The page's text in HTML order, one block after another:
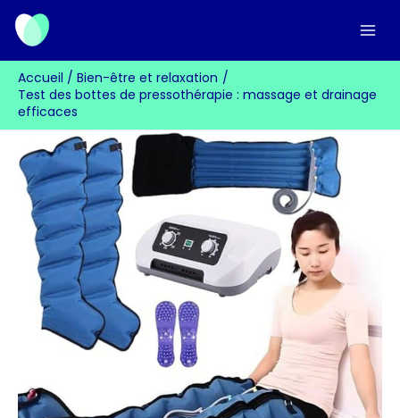
Aller
contenu
Accueil
Bien-être et relaxation
Test des bottes de pressothérapie : massage et drainage
efficaces